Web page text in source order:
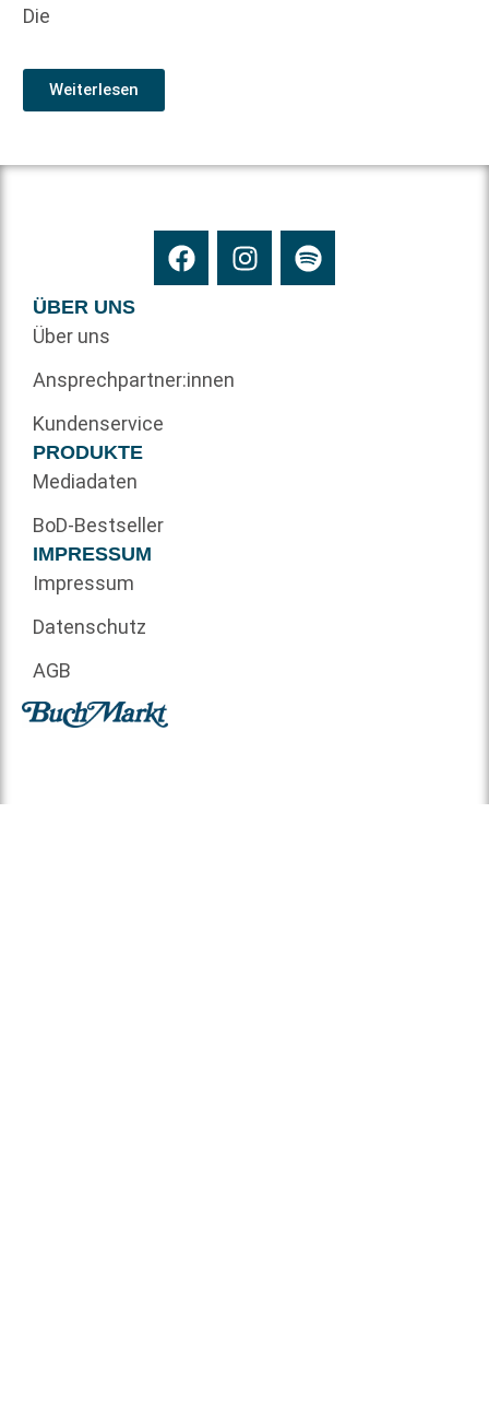
Die
Weiterlesen
ÜBER UNS
Über uns
Ansprechpartner:innen
Kundenservice
PRODUKTE
Mediadaten
BoD-Bestseller
IMPRESSUM
Impressum
Datenschutz
AGB